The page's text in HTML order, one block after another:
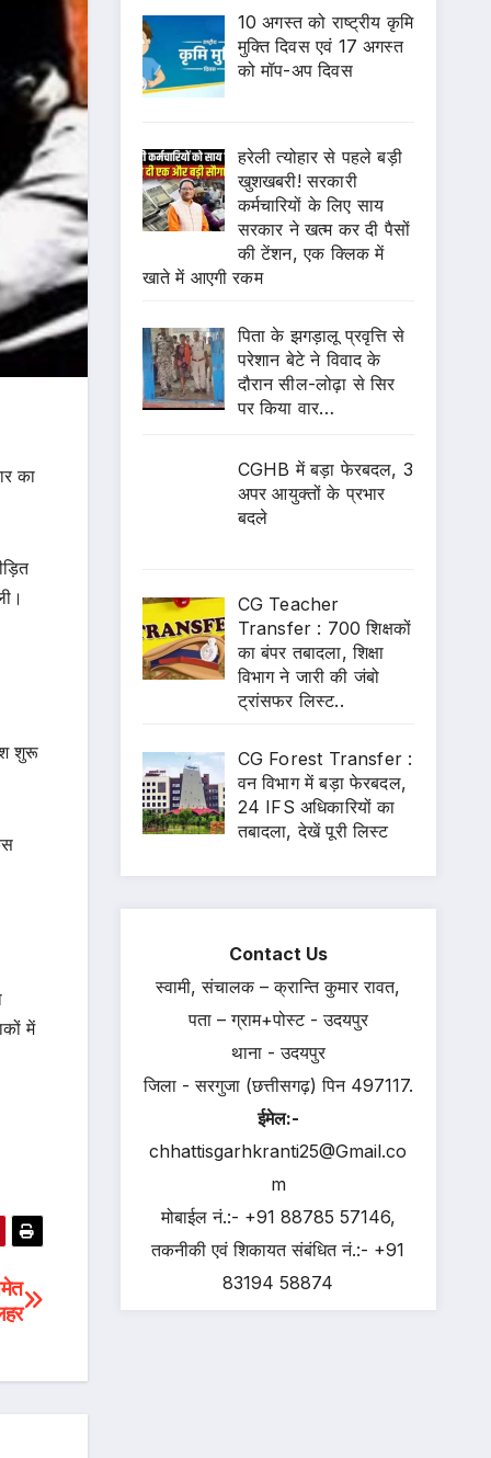
का
शुरू
में
10 अगस्त को राष्ट्रीय कृमि
मुक्ति दिवस एवं 17 अगस्त
को मॉप-अप दिवस
हरेली त्योहार से पहले बड़ी
खुशखबरी! सरकारी
कर्मचारियों के लिए साय
सरकार ने खत्म कर दी पैसों
की टेंशन, एक क्लिक में
खाते में आएगी रकम
पिता के झगड़ालू प्रवृत्ति से
परेशान बेटे ने विवाद के
दौरान सील-लोढ़ा से सिर
पर किया वार…
CGHB में बड़ा फेरबदल, 3
अपर आयुक्तों के प्रभार
बदले
CG Teacher
Transfer : 700 शिक्षकों
का बंपर तबादला, शिक्षा
विभाग ने जारी की जंबो
ट्रांसफर लिस्ट..
CG Forest Transfer :
वन विभाग में बड़ा फेरबदल,
24 IFS अधिकारियों का
तबादला, देखें पूरी लिस्ट
Contact Us
स्वामी, संचालक – क्रान्ति कुमार रावत,
पता – ग्राम+पोस्ट - उदयपुर
थाना - उदयपुर
जिला - सरगुजा (छत्तीसगढ़) पिन 497117.
ईमेल:-
chhattisgarhkranti25@Gmail.co
m
मोबाईल नं.:- +91 88785 57146,
तकनीकी एवं शिकायत संबंधित नं.:- +91
83194 58874